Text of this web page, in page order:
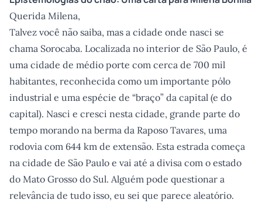
Querida Milena,
Talvez você não saiba, mas a cidade onde nasci se
chama Sorocaba. Localizada no interior de São Paulo, é
uma cidade de médio porte com cerca de 700 mil
habitantes, reconhecida como um importante pólo
industrial e uma espécie de “braço” da capital (e do
capital). Nasci e cresci nesta cidade, grande parte do
tempo morando na berma da Raposo Tavares, uma
rodovia com 644 km de extensão. Esta estrada começa
na cidade de São Paulo e vai até a divisa com o estado
do Mato Grosso do Sul. Alguém pode questionar a
relevância de tudo isso, eu sei que parece aleatório.